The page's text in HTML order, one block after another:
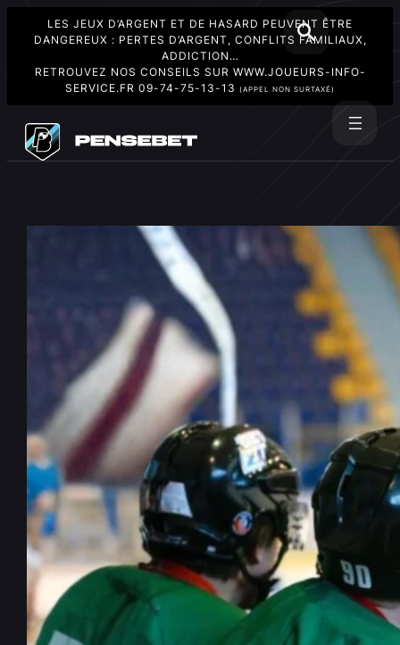
LES JEUX D’ARGENT ET DE HASARD PEUVENT ÊTRE
DANGEREUX : PERTES D’ARGENT, CONFLITS FAMILIAUX,
ADDICTION…
RETROUVEZ NOS CONSEILS SUR WWW.JOUEURS-INFO-
SERVICE.FR 09-74-75-13-13 (APPEL NON SURTAXÉ)
contenu
NHL : Vasilevskiy verrouille,
Tampa déroule
Fév 6, 2026 —par Eugène Tuma
dansNews NHL
INDEX